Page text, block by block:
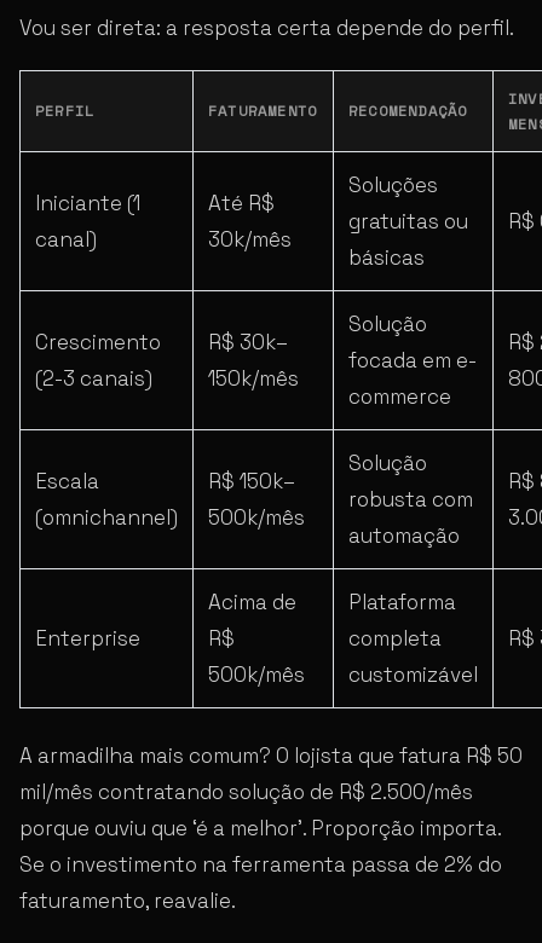
Vou ser direta: a resposta certa depende do perfil.
PERFIL FATURAMENTO RECOMENDAÇÃO
Iniciante (1
canal)
Até R$
30k/mês
Soluções
gratuitas ou
básicas
Crescimento
(2-3 canais)
R$ 30k–
150k/mês
Solução
focada em e-
commerce
Escala
(omnichannel)
R$ 150k–
500k/mês
Solução
robusta com
automação
Enterprise
Acima de
R$
500k/mês
Plataforma
completa
customizável
A armadilha mais comum? O lojista que fatura R$ 50
mil/mês contratando solução de R$ 2.500/mês
porque ouviu que ‘é a melhor’. Proporção importa.
Se o investimento na ferramenta passa de 2% do
faturamento, reavalie.